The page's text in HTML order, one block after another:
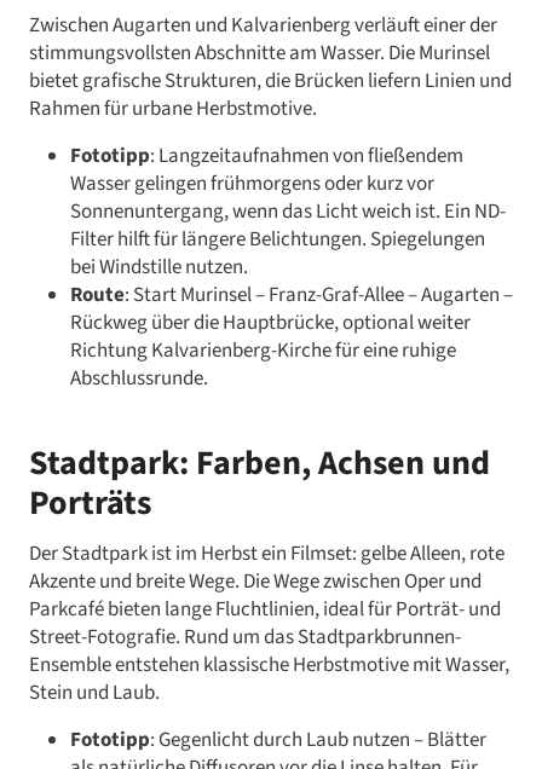
Zwischen Augarten und Kalvarienberg verläuft einer der
stimmungsvollsten Abschnitte am Wasser. Die Murinsel
bietet grafische Strukturen, die Brücken liefern Linien und
Rahmen für urbane Herbstmotive.
Fototipp: Langzeitaufnahmen von fließendem
Wasser gelingen frühmorgens oder kurz vor
Sonnenuntergang, wenn das Licht weich ist. Ein ND-
Filter hilft für längere Belichtungen. Spiegelungen
bei Windstille nutzen.
Route: Start Murinsel – Franz-Graf-Allee – Augarten –
Rückweg über die Hauptbrücke, optional weiter
Richtung Kalvarienberg-Kirche für eine ruhige
Abschlussrunde.
Stadtpark: Farben, Achsen und
Porträts
Der Stadtpark ist im Herbst ein Filmset: gelbe Alleen, rote
Akzente und breite Wege. Die Wege zwischen Oper und
Parkcafé bieten lange Fluchtlinien, ideal für Porträt- und
Street-Fotografie. Rund um das Stadtparkbrunnen-
Ensemble entstehen klassische Herbstmotive mit Wasser,
Stein und Laub.
Fototipp: Gegenlicht durch Laub nutzen – Blätter